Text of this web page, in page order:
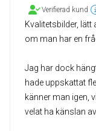
Verifierad kund
Kvalitetsbilder,
om man har en
Jag har dock
hade uppskattat
känner man igen,
velat ha känslan